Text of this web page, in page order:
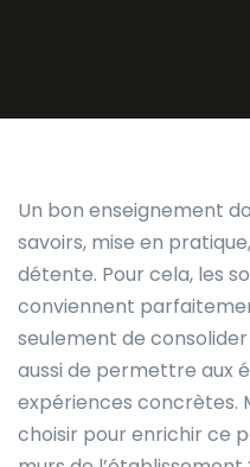
Un bon enseignement
savoirs, mise en
détente. Pour cela, les
conviennent
seulement de
aussi de permettre aux
expériences concrètes.
choisir pour enrichir ce